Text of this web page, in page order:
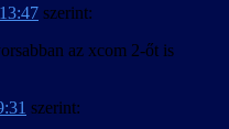
szerint:
az xcom 2-őt is
szerint: